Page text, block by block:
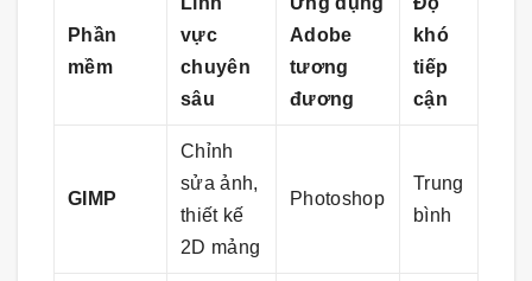
Phần
mềm
vực
chuyên
sâu
Adobe
tương
đương
khó
tiếp
cận
GIMP
Chỉnh
sửa ảnh,
thiết kế
2D mảng
Photoshop
Trung
bình